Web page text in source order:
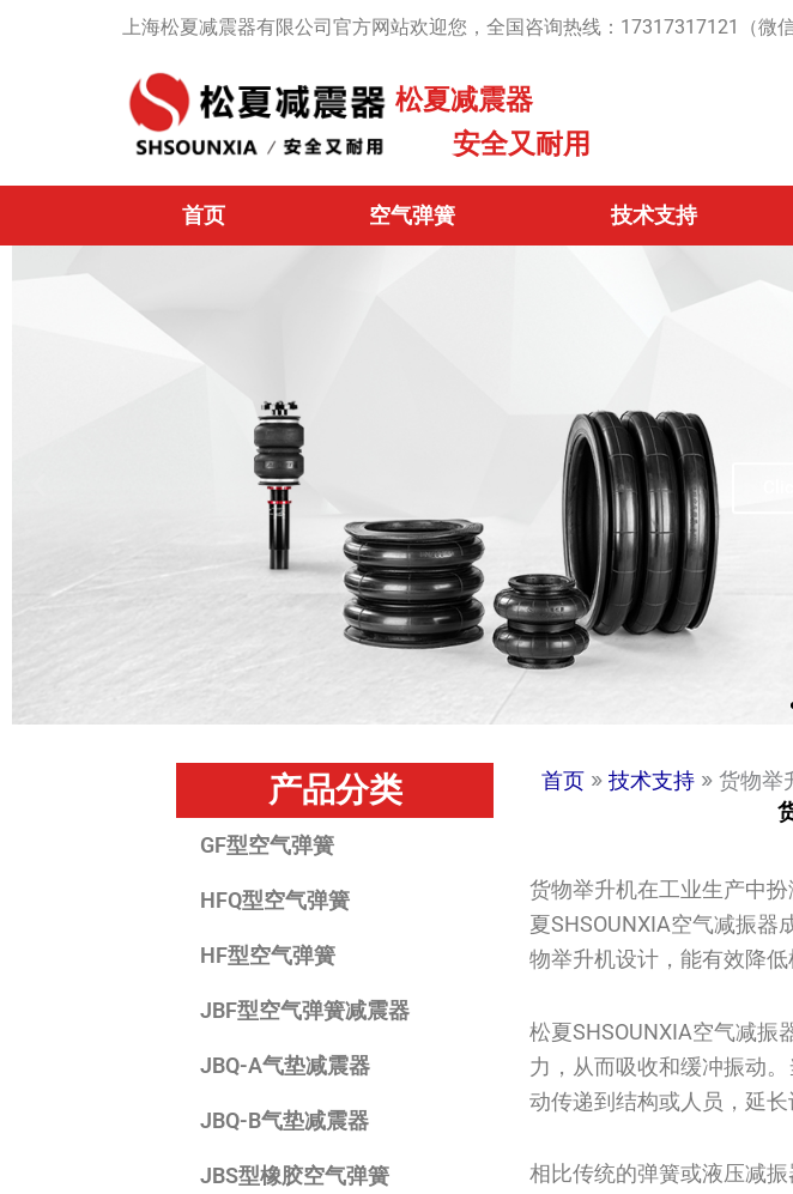
上海松夏减震器有限公司官方网站欢迎您，全国咨询热线：17317317121（微信
松夏减震器
安全又耐用
首页 空气弹簧 技术支持
产品分类
GF型空气弹簧
HFQ型空气弹簧
HF型空气弹簧
JBF型空气弹簧减震器
JBQ-A气垫减震器
JBQ-B气垫减震器
JBS型橡胶空气弹簧
首页 » 技术支持 » 货物举
货物举升机在工业生产中
夏SHSOUNXIA空气减振
物举升机设计，能有效降
松夏SHSOUNXIA空气减
力，从而吸收和缓冲振动
动传递到结构或人员，延
相比传统的弹簧或液压减